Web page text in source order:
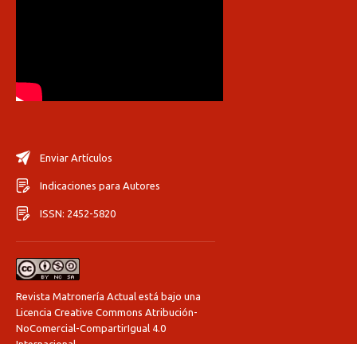
Enviar Artículos
Indicaciones para Autores
ISSN: 2452-5820
Revista Matronería Actual está bajo una
Licencia Creative Commons Atribución-
NoComercial-CompartirIgual 4.0